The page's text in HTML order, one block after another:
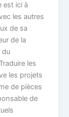
est ici à
les autres
de sa
de la
du
les
les projets
de pièces
de